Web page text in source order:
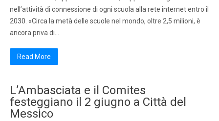
nell’attività di connessione di ogni scuola alla rete internet entro il
2030. «Circa la metà delle scuole nel mondo, oltre 2,5 milioni, è
ancora priva di…
Read More
L’Ambasciata e il Comites
festeggiano il 2 giugno a Città del
Messico